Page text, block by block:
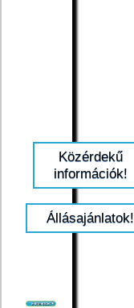
Közérdekű
információk!
Állásajánlatok!